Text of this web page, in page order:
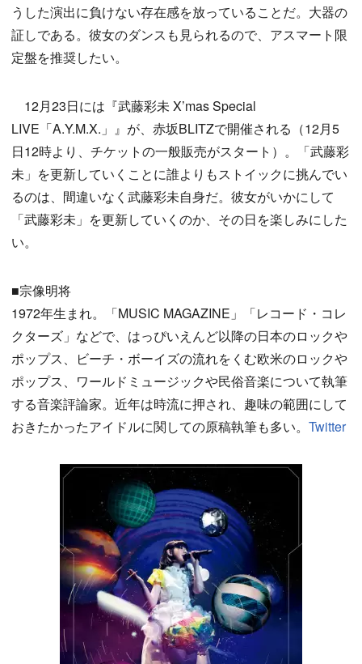
うした演出に負けない存在感を放っていることだ。大器の
証しである。彼女のダンスも見られるので、アスマート限
定盤を推奨したい。
12月23日には『武藤彩未 X’mas Special
LIVE「A.Y.M.X.」』が、赤坂BLITZで開催される（12月5
日12時より、チケットの一般販売がスタート）。「武藤彩
未」を更新していくことに誰よりもストイックに挑んでい
るのは、間違いなく武藤彩未自身だ。彼女がいかにして
「武藤彩未」を更新していくのか、その日を楽しみにした
い。
■宗像明将
1972年生まれ。「MUSIC MAGAZINE」「レコード・コレ
クターズ」などで、はっぴいえんど以降の日本のロックや
ポップス、ビーチ・ボーイズの流れをくむ欧米のロックや
ポップス、ワールドミュージックや民俗音楽について執筆
する音楽評論家。近年は時流に押され、趣味の範囲にして
おきたかったアイドルに関しての原稿執筆も多い。 Twitter